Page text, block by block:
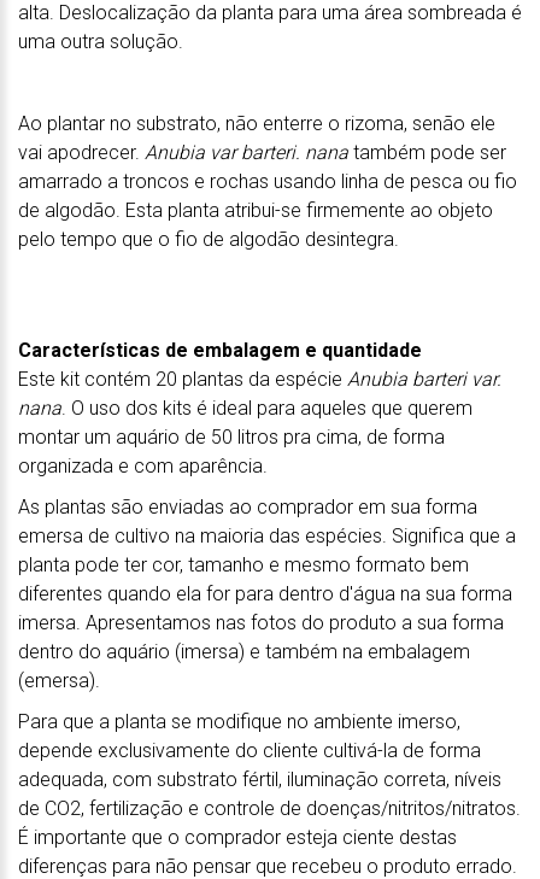
alta. Deslocalização da planta para uma área sombreada é
uma outra solução.
Ao plantar no substrato, não enterre o rizoma, senão ele
vai apodrecer. Anubia var barteri. nana também pode ser
amarrado a troncos e rochas usando linha de pesca ou fio
de algodão. Esta planta atribui-se firmemente ao objeto
pelo tempo que o fio de algodão desintegra.
Características de embalagem e quantidade
Este kit contém 20 plantas da espécie Anubia barteri var.
nana . O uso dos kits é ideal para aqueles que querem
montar um aquário de 50 litros pra cima, de forma
organizada e com aparência.
As plantas são enviadas ao comprador em sua forma
emersa de cultivo na maioria das espécies. Significa que a
planta pode ter cor, tamanho e mesmo formato bem
diferentes quando ela for para dentro d'água na sua forma
imersa. Apresentamos nas fotos do produto a sua forma
dentro do aquário (imersa) e também na embalagem
(emersa).
Para que a planta se modifique no ambiente imerso,
depende exclusivamente do cliente cultivá-la de forma
adequada, com substrato fértil, iluminação correta, níveis
de CO2, fertilização e controle de doenças/nitritos/nitratos.
É importante que o comprador esteja ciente destas
diferenças para não pensar que recebeu o produto errado.